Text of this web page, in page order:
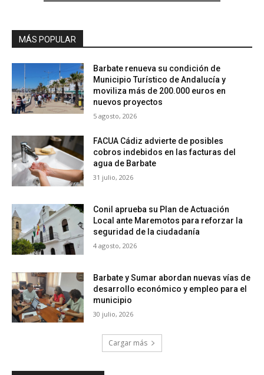
MÁS POPULAR
Barbate renueva su condición de
Municipio Turístico de Andalucía y
moviliza más de 200.000 euros en
nuevos proyectos
5 agosto, 2026
FACUA Cádiz advierte de posibles
cobros indebidos en las facturas del
agua de Barbate
31 julio, 2026
Conil aprueba su Plan de Actuación
Local ante Maremotos para reforzar la
seguridad de la ciudadanía
4 agosto, 2026
Barbate y Sumar abordan nuevas vías de
desarrollo económico y empleo para el
municipio
30 julio, 2026
Cargar más